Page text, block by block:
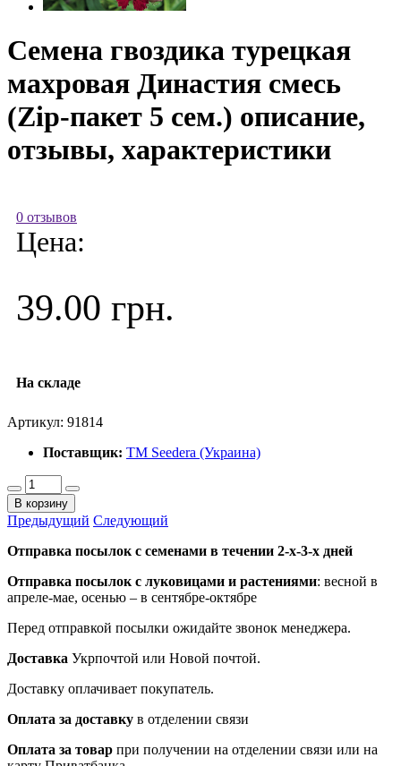
Семена гвоздика турецкая
махровая Династия смесь
(Zip-пакет 5 сем.) описание,
отзывы, характеристики
0 отзывов
Цена:
39.00 грн.
На складе
Артикул: 91814
Поставщик: ТМ Seedera (Украина)
В корзину
Предыдущий Следующий
Отправка посылок с семенами в течении 2-х-3-х дней
Отправка посылок с луковицами и растениями: весной в
апреле-мае, осенью – в сентябре-октябре
Перед отправкой посылки ожидайте звонок менеджера.
Доставка Укрпочтой или Новой почтой.
Доставку оплачивает покупатель.
Оплата за доставку в отделении связи
Оплата за товар при получении на отделении связи или на